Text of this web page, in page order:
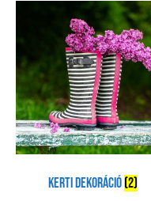
Kerti Dekoráció(2)